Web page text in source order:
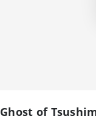
Ghost of